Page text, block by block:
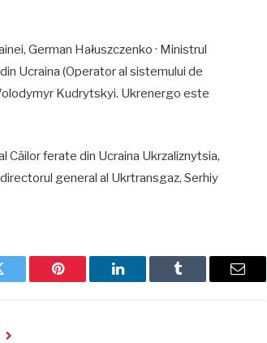
German Hałuszczenko · Ministrul
Ucraina (Operator al sistemului de
Kudrytskyi. Ukrenergo este
Căilor ferate din Ucraina Ukrzaliznytsia,
general al Ukrtransgaz, Serhiy
Pinterest LinkedIn Tumblr Email